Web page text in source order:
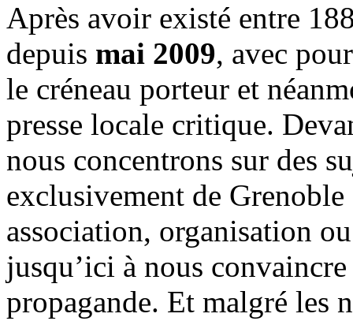
Après avoir existé entre
depuis mai 2009, avec
le créneau porteur et
presse locale critique.
nous concentrons sur des
exclusivement de
association, organisation
jusqu’ici à nous
propagande. Et malgré les